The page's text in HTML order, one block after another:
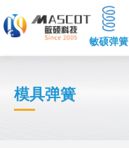
敏硕弹簧
模具弹簧